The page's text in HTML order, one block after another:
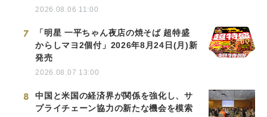
2026.08.06 11:00
7
「明星 一平ちゃん夜店の焼そば 超特盛
からしマヨ2個付」2026年8月24日(月)新
発売
2026.08.07 13:00
8
中国と米国の経済界が関係を強化し、サ
プライチェーン協力の新たな機会を模索